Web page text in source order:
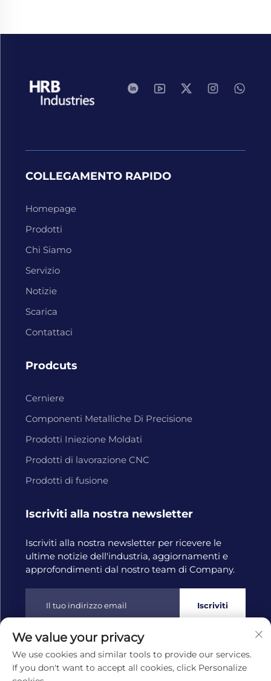
COLLEGAMENTO RAPIDO
Homepage
Prodotti
Chi Siamo
Servizio
Notizie
Scarica
Contattaci
Prodcuts
Cerniere
Componenti Metalliche Di Precisione
Prodotti Iniezione Moldati
Prodotti di lavorazione CNC
Prodotti di fusione
Iscriviti alla nostra newsletter
Iscriviti alla nostra newsletter per ricevere le
ultime notizie dell'industria, aggiornamenti e
approfondimenti dal nostro team di Company.
Iscriviti
Diritti d'autore © 2025 di Hangzhou Tongwang Machinery
Co., Ltd
Informativa sulla privacy
We value your privacy
We use cookies and similar tools to provide our services.
If you don't want to accept all cookies, click Personalize